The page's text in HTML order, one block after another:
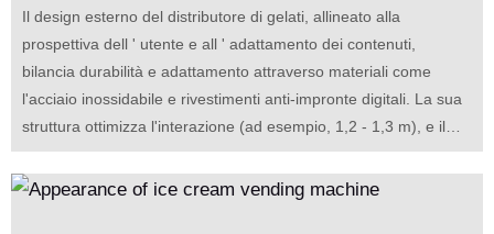
Il design esterno del distributore di gelati, allineato alla
prospettiva dell ' utente e all ' adattamento dei contenuti,
bilancia durabilità e adattamento attraverso materiali come
l'acciaio inossidabile e rivestimenti anti-impronte digitali. La sua
struttura ottimizza l'interazione (ad esempio, 1,2 - 1,3 m), e il
design visivo si integra con le scene, trasformando i dettagli in
valore pratico e garanzia di qualità.